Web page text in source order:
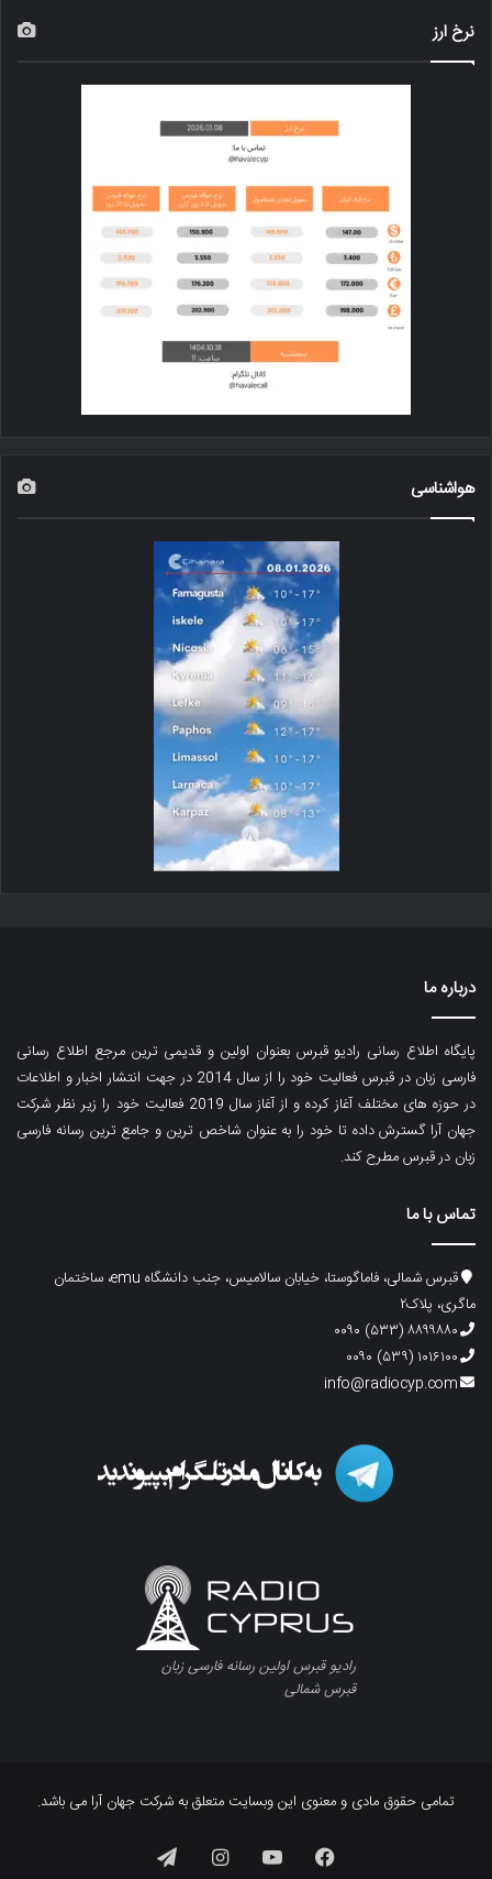
نرخ ارز
هواشناسی
درباره ما
پایگاه اطلاع رسانی رادیو قبرس بعنوان اولین و قدیمی ترین مرجع اطلاع رسانی
فارسی زبان در قبرس فعالیت خود را از سال 2014 در جهت انتشار اخبار و اطلاعات
در حوزه های مختلف آغاز کرده و از آغاز سال 2019 فعالیت خود را زیر نظر شرکت
جهان آرا گسترش داده تا خود را به عنوان شاخص ترین و جامع ترین رسانه فارسی
زبان در قبرس مطرح کند.
تماس با ما
قبرس شمالی، فاماگوستا، خیابان سالامیس، جنب دانشگاه emu، ساختمان
ماگری، پلاک۲
۸۸۹۹۸۸۰ (۵۳۳) ۰۰۹۰
۱۰۱۶۱۰۰ (۵۳۹) ۰۰۹۰
info@radiocyp.com
رادیو قبرس اولین رسانه فارسی زبان
قبرس شمالی
تمامی حقوق مادی و معنوی این وبسایت متعلق به شرکت جهان آرا می باشد.
فیسبوکیوتیوباینستاگرامتلگرام